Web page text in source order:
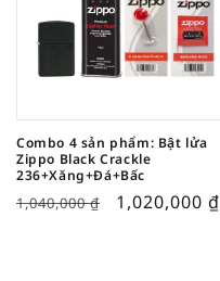
Combo 4 sản phẩm: Bật lửa
Zippo Black Crackle
236+Xăng+Đá+Bấc
1,040,000₫ 1,020,000 ₫